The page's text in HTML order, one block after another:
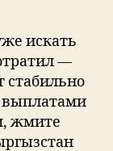
искать
—
стабильно
выплатами
жмите